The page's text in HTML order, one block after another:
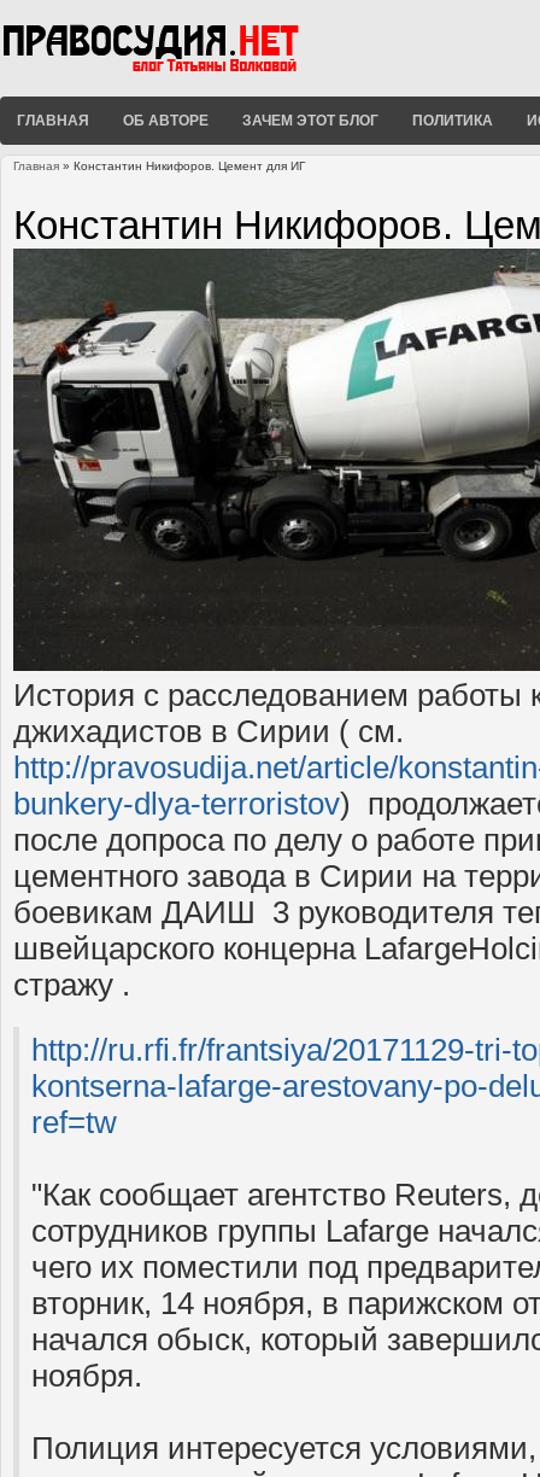
ГЛАВНАЯ ОБ АВТОРЕ ЗАЧЕМ ЭТОТ БЛОГ ПОЛИТИКА
Главная » Константин Никифоров. Цемент для ИГ
Константин Никифоров.
История с расследованием работы
джихадистов в Сирии ( см.
http://pravosudija.net/article/
bunkery-dlya-terroristov)
после допроса по делу о работе
цементного завода в Сирии на
боевикам ДАИШ 3 руководителя
швейцарского концерна
стражу .
http://ru.rfi.fr/frantsiya/20171129-tri-
kontserna-lafarge-arestovany-po-
ref=tw
"Как сообщает агентство Reuters,
сотрудников группы Lafarge
чего их поместили под
вторник, 14 ноября, в парижском
начался обыск, который
ноября.
Полиция интересуется